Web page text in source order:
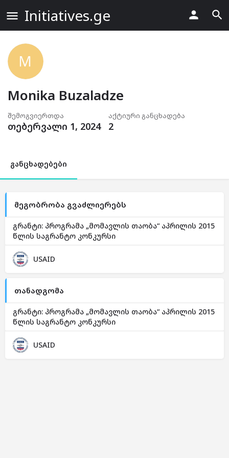
Initiatives.ge
Monika Buzaladze
შემოგვიერთდა
თებერვალი 1, 2024
აქტიური განცხადება
2
განცხადებები
მეგობრობა გვაძლიერებს
გრანტი: პროგრამა „მომავლის თაობა“ აპრილის 2015
წლის საგრანტო კონკურსი
USAID
თანადგომა
გრანტი: პროგრამა „მომავლის თაობა“ აპრილის 2015
წლის საგრანტო კონკურსი
USAID